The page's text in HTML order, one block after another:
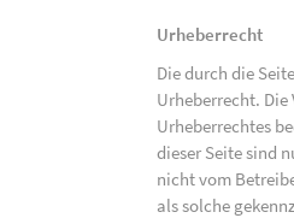
Urheberrecht
Die durch die
Urheberrecht.
Urheberrechtes
dieser Seite sind
nicht vom
als solche